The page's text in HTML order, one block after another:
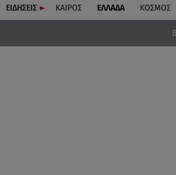
ΕΙΔΗΣΕΙΣ ΚΑΙΡΟΣ ΕΛΛΑΔΑ ΚΟΣΜΟΣ